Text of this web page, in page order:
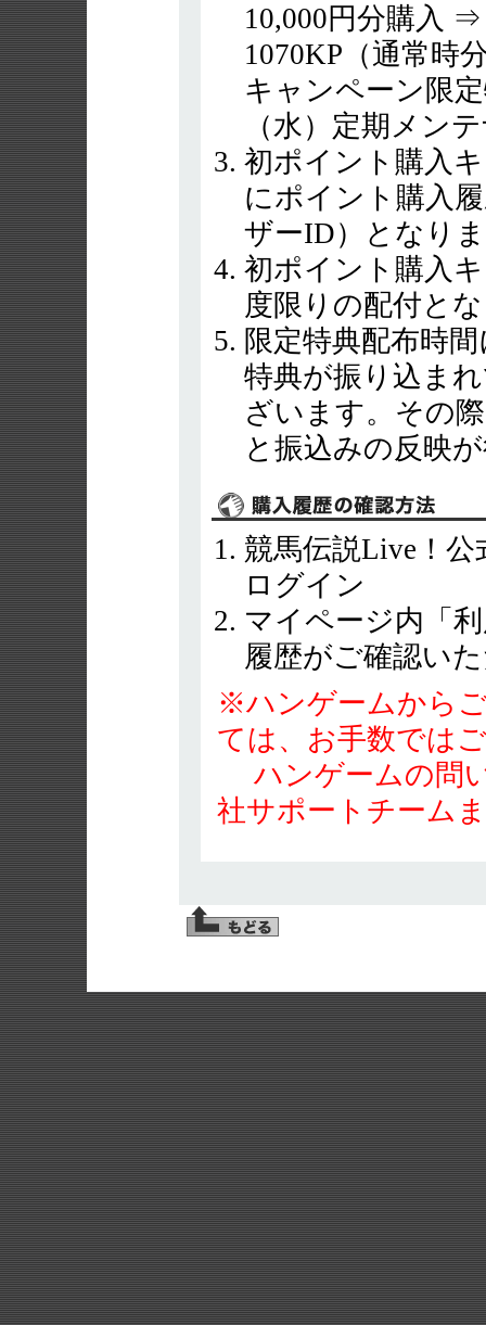
10,000円分購入 ⇒
1070KP（通常時
キャンペーン限
（水）定期メン
初ポイント購入
にポイント購入
ザーID）となり
初ポイント購入
度限りの配付と
限定特典配布時
特典が振り込ま
ざいます。その
と振込みの反映
競馬伝説Live！
ログイン
マイページ内「
履歴がご確認い
※ハンゲームから
ては、お手数では
ハンゲームの問
社サポートチーム